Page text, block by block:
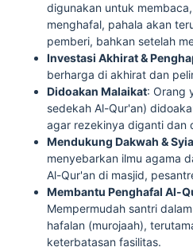
digunakan untuk
menghafal, pahala akan
pemberi, bahkan setelah
Investasi Akhirat &
berharga di akhirat dan
Didoakan Malaikat: Orang
sedekah Al-Qur'an)
agar rezekinya diganti dan
Mendukung Dakwah &
menyebarkan ilmu agama
Al-Qur'an di masjid,
Membantu Penghafal Al-
Mempermudah santri
hafalan (murojaah),
keterbatasan fasilitas.